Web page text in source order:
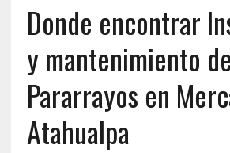
Donde encontrar
y mantenimiento de
Pararrayos en
Atahualpa